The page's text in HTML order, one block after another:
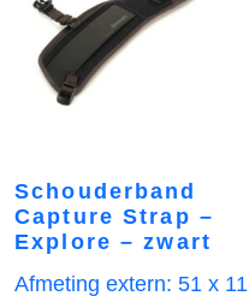
Schouderband
Capture Strap –
Explore – zwart
Afmeting extern: 51 x 11